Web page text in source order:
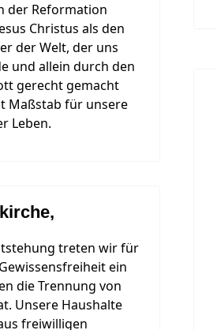
der Reformation
Christus als den
der Welt, der uns
und allein durch den
gerecht gemacht
Maßstab für unsere
Leben.
treten wir für
ein
die Trennung von
Unsere Haushalte
freiwilligen